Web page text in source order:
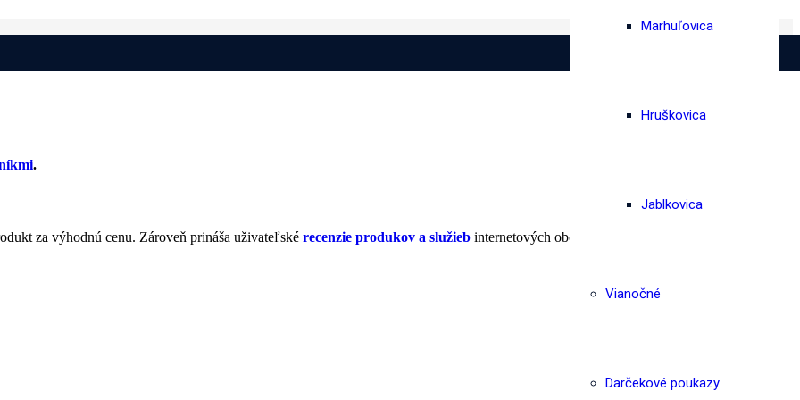
Marhuľovica
Hruškovica
Jablkovica
Vianočné
Darčekové poukazy
Poháre na stužkovú? Chcete potešiť svojích blízkych alebo priateľov vkusnýmdarčekom?Alebo chcete prezentovať svoju firmu
Bohužiaľ ani jedna z nich nepamätá na to, že hodnotiť obchod by mali predovšetkým samotní
zákazníci toho obchodu
.
za výhodnú cenu. Zároveň prináša uživateľské recenzie produkov a služieb internetových obchodov, které vedú k úspešnému